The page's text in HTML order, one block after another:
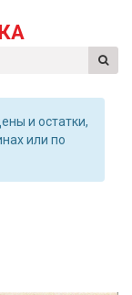
и остатки,
или по